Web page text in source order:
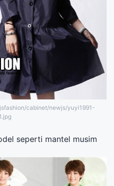
cabinet/newjs/yuyi1991-
seperti mantel musim